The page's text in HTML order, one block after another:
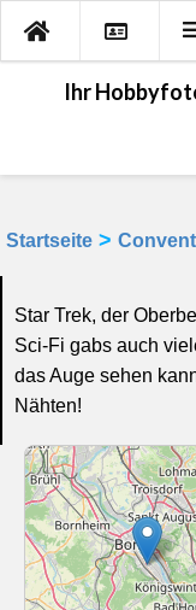
Ihr
Startseite >
Star Trek, der
Sci-Fi gabs auch
das Auge sehen
Nähten!